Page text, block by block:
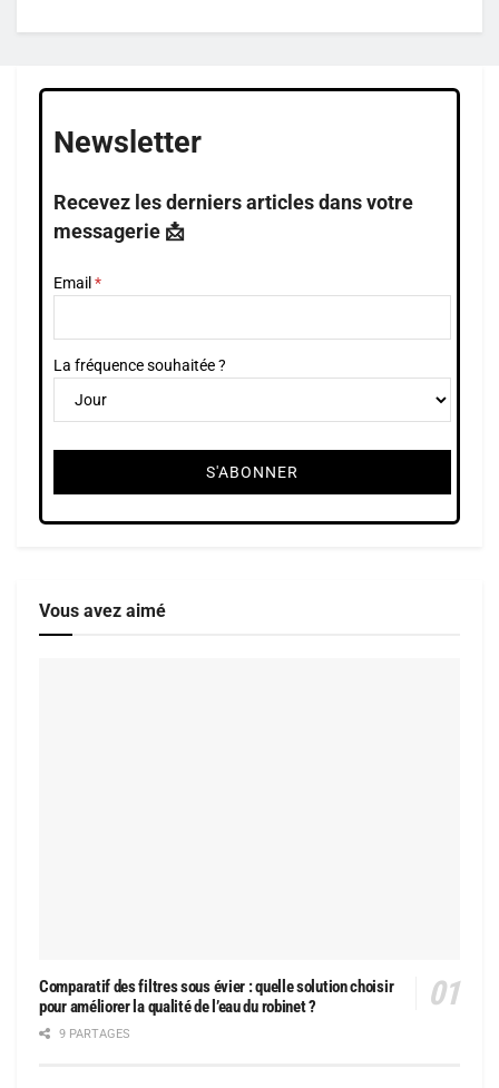
Newsletter
Recevez les derniers articles dans votre
messagerie 📩
Email
La fréquence souhaitée ?
Vous avez aimé
Comparatif des filtres sous évier : quelle solution choisir
pour améliorer la qualité de l’eau du robinet ?
9 PARTAGES